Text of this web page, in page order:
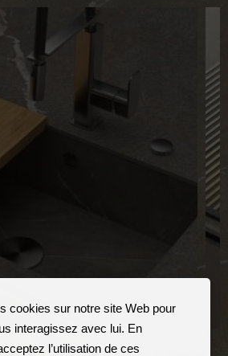
cookies sur notre site Web pour
interagissez avec lui. En
l’utilisation de ces